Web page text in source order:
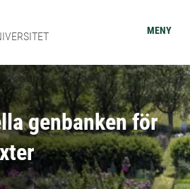
MENY
genbanken för